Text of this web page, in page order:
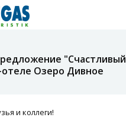
"Счастливый
отеле Озеро Дивное
и коллеги!